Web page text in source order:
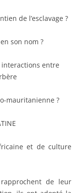
de l’esclavage ?
son nom ?
entre
mauritanienne ?
et de culture
de leur